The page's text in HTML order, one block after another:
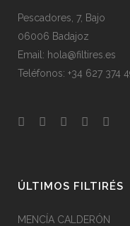
Pescadores, 7, Bajo
06006 Badajoz
Email: hola@filtires.es
Teléfonos: +34 627 374
ÚLTIMOS FILTIRÉS
MENCÍA CALDERÓN